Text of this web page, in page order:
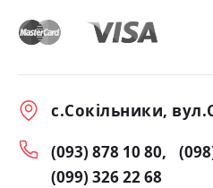
с.Сокільники,
(093) 878 10 80
(099) 326 22 68